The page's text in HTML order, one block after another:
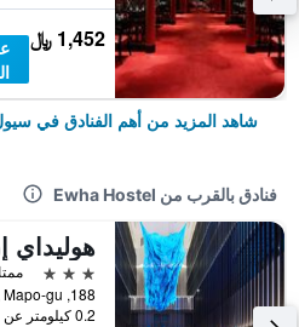
1,452 ﷼
شاهد المزيد من أهم الفنادق في
فنادق بالقرب من Ewha Hostel
3 نجوم
ممتاز
0.2 كيلومتر عن وسط المدينة